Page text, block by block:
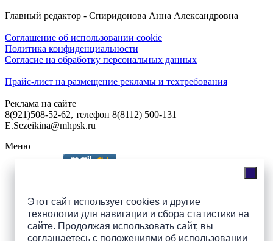
Этот сайт использует cookies и другие
технологии для навигации и сбора статистики на
сайте. Продолжая использовать сайт, вы
соглашаетесь с положениями об использовании
Главный редактор - Спиридонова Анна Александровна
Соглашение об использовании cookie
Политика конфиденциальности
Согласие на обработку персональных данных
Прайс-лист на размещение рекламы и техтребования
Реклама на сайте
8(921)508-52-62, телефон 8(8112) 500-131
E.Sezeikina@mhpsk.ru
Меню
Подпишись на группы